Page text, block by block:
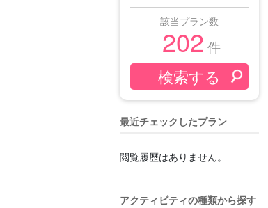
該当プラン数
202 件
最近チェックしたプラン
閲覧履歴はありません。
アクティビティの種類から探す